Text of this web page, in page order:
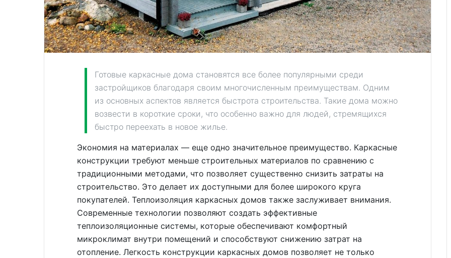
Готовые каркасные дома становятся все более популярными среди
застройщиков благодаря своим многочисленным преимуществам. Одним
из основных аспектов является быстрота строительства. Такие дома можно
возвести в короткие сроки, что особенно важно для людей, стремящихся
быстро переехать в новое жилье.
Экономия на материалах — еще одно значительное преимущество. Каркасные
конструкции требуют меньше строительных материалов по сравнению с
традиционными методами, что позволяет существенно снизить затраты на
строительство. Это делает их доступными для более широкого круга
покупателей. Теплоизоляция каркасных домов также заслуживает внимания.
Современные технологии позволяют создать эффективные
теплоизоляционные системы, которые обеспечивают комфортный
микроклимат внутри помещений и способствуют снижению затрат на
отопление. Легкость конструкции каркасных домов позволяет не только